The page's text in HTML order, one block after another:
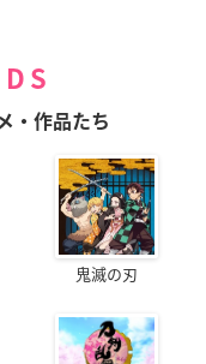
・作品たち
鬼滅の刃